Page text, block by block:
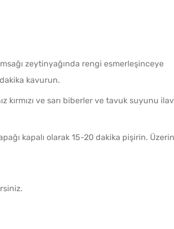
zeytinyağında rengi esmerleşinceye
kavurun.
kırmızı ve sarı biberler ve tavuk suyunu
kapalı olarak 15-20 dakika pişirin.